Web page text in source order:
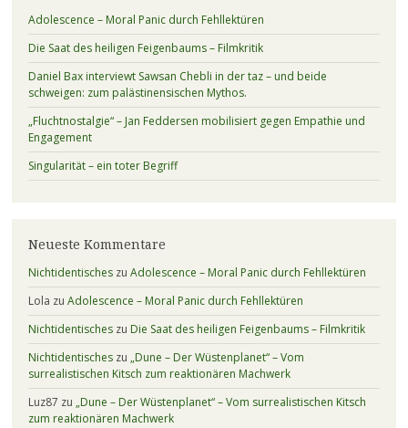
Adolescence – Moral Panic durch Fehllektüren
Die Saat des heiligen Feigenbaums – Filmkritik
Daniel Bax interviewt Sawsan Chebli in der taz – und beide
schweigen: zum palästinensischen Mythos.
„Fluchtnostalgie“ – Jan Feddersen mobilisiert gegen Empathie und
Engagement
Singularität – ein toter Begriff
Neueste Kommentare
Nichtidentischeszu Adolescence – Moral Panic durch Fehllektüren
Lola zu Adolescence – Moral Panic durch Fehllektüren
Nichtidentischeszu Die Saat des heiligen Feigenbaums – Filmkritik
Nichtidentischeszu „Dune – Der Wüstenplanet“ – Vom
surrealistischen Kitsch zum reaktionären Machwerk
Luz87 zu „Dune – Der Wüstenplanet“ – Vom surrealistischen Kitsch
zum reaktionären Machwerk